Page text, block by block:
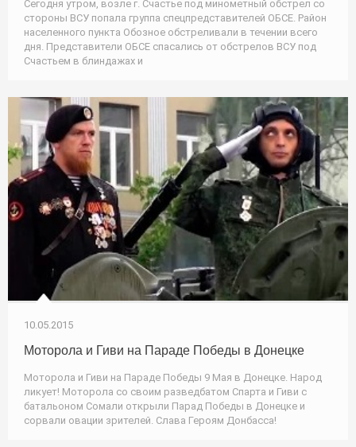
Сегодня утром, возле г. Счастье под минометный обстрел со
стороны ВСУ попала группа спецпредставителей ОБСЕ. Район
населенного пункта Обозное обстреливали в течении всего
дня. Представители ОБСЕ спасались от обстрелов ВСУ под
Счастьем в блиндажах и
10.05.2015
Моторола и Гиви на Параде Победы в Донецке
Моторола и Гиви на Параде Победы 9 Мая в Донецке. Народ
ликует! Моторола со своим разведбатом Спарта и Гиви с
батальоном Сомали открыли Парад Победы в Донецке и
сорвали овации зрителей. Слава Героям Донбасса!